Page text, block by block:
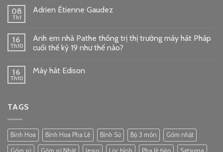
08
Th1
Adrien Étienne Gaudez
16
Th10
Anh em nhà Pathe thống trị thị trường máy hát Pháp
cuối thế kỷ 19 như thế nào?
16
Th10
Máy hát Edison
TAGS
Bình Hoa Bình Hoa Pha Lê Bình Sứ Bộ 3 món Gốm nhật